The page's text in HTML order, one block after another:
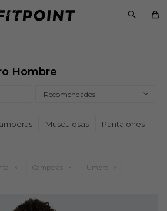
Hombre
Recomendados
Musculosas
Pantalones
Camperas Umbro